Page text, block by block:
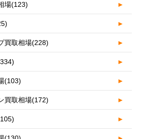
場(123) ►
►
買取相場(228) ►
►
(103) ►
買取相場(172) ►
►